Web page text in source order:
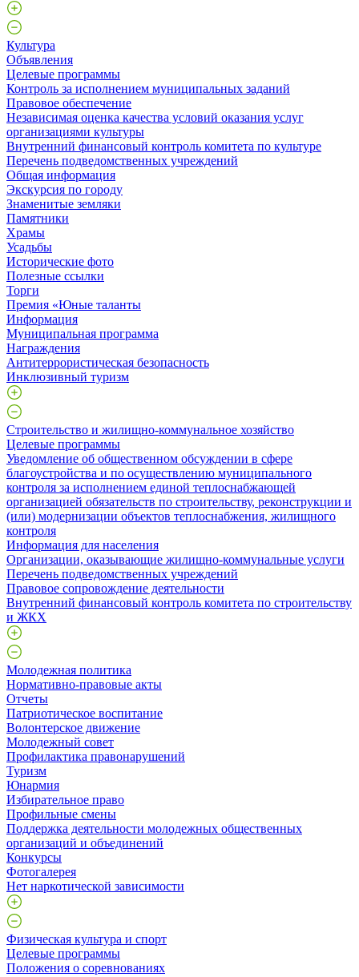
Культура
Объявления
Целевые программы
Контроль за исполнением муниципальных заданий
Правовое обеспечение
Независимая оценка качества условий оказания услуг
организациями культуры
Внутренний финансовый контроль комитета по культуре
Перечень подведомственных учреждений
Общая информация
Экскурсия по городу
Знаменитые земляки
Памятники
Храмы
Усадьбы
Исторические фото
Полезные ссылки
Торги
Премия «Юные таланты
Информация
Муниципальная программа
Награждения
Антитеррористическая безопасность
Инклюзивный туризм
Строительство и жилищно-коммунальное хозяйство
Целевые программы
Уведомление об общественном обсуждении в сфере
благоустройства и по осуществлению муниципального
контроля за исполнением единой теплоснабжающей
организацией обязательств по строительству, реконструкции и
(или) модернизации объектов теплоснабжения, жилищного
контроля
Информация для населения
Организации, оказывающие жилищно-коммунальные услуги
Перечень подведомственных учреждений
Правовое сопровождение деятельности
Внутренний финансовый контроль комитета по строительству
и ЖКХ
Молодежная политика
Нормативно-правовые акты
Отчеты
Патриотическое воспитание
Волонтерское движение
Молодежный совет
Профилактика правонарушений
Туризм
Юнармия
Избирательное право
Профильные смены
Поддержка деятельности молодежных общественных
организаций и объединений
Конкурсы
Фотогалерея
Нет наркотической зависимости
Физическая культура и спорт
Целевые программы
Положения о соревнованиях